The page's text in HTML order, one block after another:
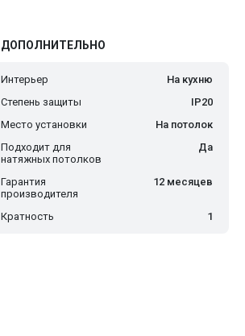
ДОПОЛНИТЕЛЬНО
Интерьер
На кухню
Степень защиты
IP20
Место установки
На потолок
Подходит для
натяжных потолков
Да
Гарантия
производителя
12 месяцев
Кратность 1